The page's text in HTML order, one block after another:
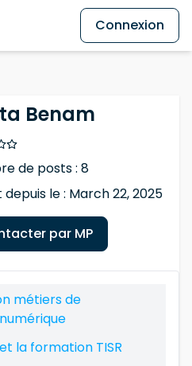
Connexion
Benam
de posts : 8
depuis le : March 22, 2025
par MP
métiers de
la formation TISR